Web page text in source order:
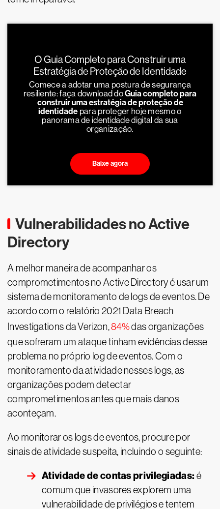
O Guia Completo para Construir uma
Estratégia de Proteção de Identidade
Comece a adotar uma postura de segurança
resiliente: faça download doGuia completo para
construir uma estratégia de proteção de
identidade para proteger hoje mesmo o
panorama de identidade digital da sua
organização.
Baixe agora
Vulnerabilidades no Active
Directory
A melhor maneira de acompanhar os
comprometimentos no Active Directory é usar um
sistema de monitoramento de logs de eventos. De
acordo com o relatório 2021 Data Breach
Investigations da Verizon,84%das organizações
que sofreram um ataque tinham evidências desse
problema no próprio log de eventos. Com o
monitoramento da atividade nesses logs, as
organizações podem detectar
comprometimentos antes que mais danos
aconteçam.
Ao monitorar os logs de eventos, procure por
sinais de atividade suspeita, incluindo o seguinte:
Atividade de contas privilegiadas:é
comum que invasores explorem uma
vulnerabilidade de privilégios e tentem